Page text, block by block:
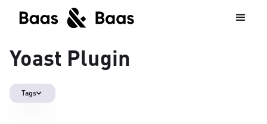
Yoast Plugin
Tags